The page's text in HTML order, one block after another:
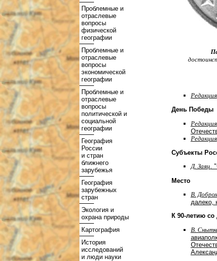
Проблемные и
отраслевые
вопросы
физической
географии
Проблемные и
отраслевые
вопросы
экономической
географии
Проблемные и
отраслевые
вопросы
политической и
социальной
географии
География
России
и стран
ближнего
зарубежья
География
зарубежных
стран
Экология и
охрана природы
Картография
История
исследований
и люди науки
Редакция
День Победы
Редакция
Редакция
Субъекты
Д. Заяц.
Место
В.
далеко,
К 90-летию
В.